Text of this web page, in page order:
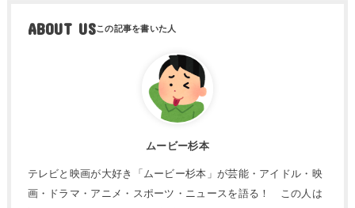
ABOUT US
ムービー杉本
テレビと映画が大好き「ムービー杉本」が芸能・アイドル・映
画・ドラマ・アニメ・スポーツ・ニュースを語る！ この人は